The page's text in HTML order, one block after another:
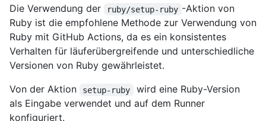
Die Verwendung der
ruby/setup-ruby -Aktion von
Ruby ist die empfohlene Methode zur Verwendung von
Ruby mit GitHub Actions, da es ein konsistentes
Verhalten für läuferübergreifende und unterschiedliche
Versionen von Ruby gewährleistet.
Von der Aktion
setup-ruby
wird eine Ruby-Version
als Eingabe verwendet und auf dem Runner
konfiguriert.